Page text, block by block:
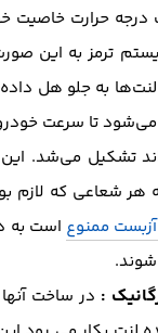
درجه حرارت خاصیت
ترمز به این
به جلو هل
تا سرعت خودرو
تشکیل می‌شد. این
هر شعاعی که
آزبست ممنوع است به
: در ساخت